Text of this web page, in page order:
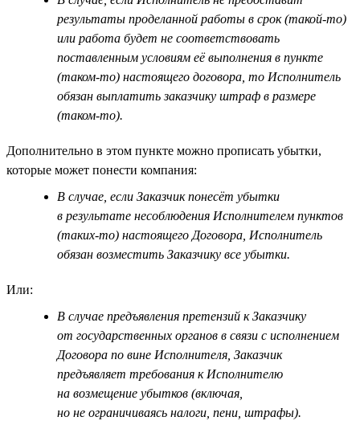
результаты проделанной работы в срок (такой-то)
или работа будет не соответствовать
поставленным условиям её выполнения в пункте
(таком-то) настоящего договора, то Исполнитель
обязан выплатить заказчику штраф в размере
(таком-то).
Дополнительно в этом пункте можно прописать убытки,
которые может понести компания:
В случае, если Заказчик понесёт убытки
в результате несоблюдения Исполнителем пунктов
(таких-то) настоящего Договора, Исполнитель
обязан возместить Заказчику все убытки.
Или:
В случае предъявления претензий к Заказчику
от государственных органов в связи с исполнением
Договора по вине Исполнителя, Заказчик
предъявляет требования к Исполнителю
на возмещение убытков (включая,
но не ограничиваясь налоги, пени, штрафы).